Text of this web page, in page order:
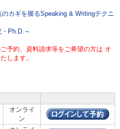
カギを握るSpeaking & Writingテクニ
Ph.D.～
予約、資料請求等をご希望の方は オ
します。
オンライ
ン